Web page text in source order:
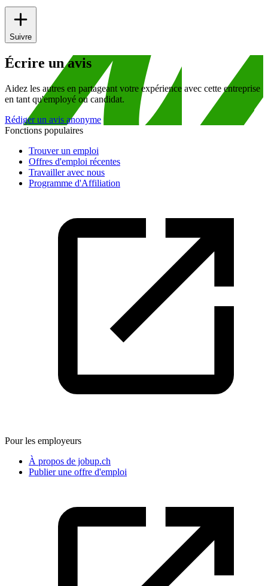
Suivre
Écrire un avis
Aidez les autres en partageant votre expérience avec cette entreprise
en tant qu'employé ou candidat.
Rédiger un avis anonyme
Fonctions populaires
Trouver un emploi
Offres d'emploi récentes
Travailler avec nous
Programme d'Affiliation
Pour les employeurs
À propos de jobup.ch
Publier une offre d'emploi